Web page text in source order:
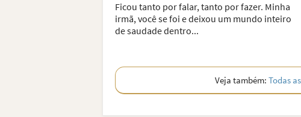
Ficou tanto por falar, tanto por fazer. Minha
irmã, você se foi e deixou um mundo inteiro
de saudade dentro...
Veja também:Todas